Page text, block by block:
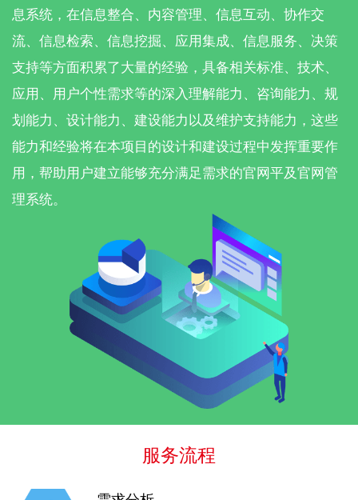
息系统，在信息整合、内容管理、信息互动、协作交
流、信息检索、信息挖掘、应用集成、信息服务、决策
支持等方面积累了大量的经验，具备相关标准、技术、
应用、用户个性需求等的深入理解能力、咨询能力、规
划能力、设计能力、建设能力以及维护支持能力，这些
能力和经验将在本项目的设计和建设过程中发挥重要作
用，帮助用户建立能够充分满足需求的官网平及官网管
理系统。
服务流程